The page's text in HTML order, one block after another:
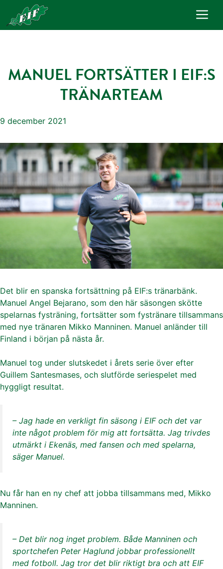
innehåll
MANUEL FORTSÄTTER I EIF:S
TRÄNARTEAM
9 december 2021
Det blir en spanska fortsättning på EIF:s tränarbänk.
Manuel Angel Bejarano, som den här säsongen skötte
spelarnas fysträning, fortsätter som fystränare tillsammans
med nye tränaren Mikko Manninen. Manuel anländer till
Finland i början på nästa år.
Manuel tog under slutskedet i årets serie över efter
Guillem Santesmases, och slutförde seriespelet med
hyggligt resultat.
– Jag hade en verkligt fin säsong i EIF och det var
inte något problem för mig att fortsätta. Jag trivdes
utmärkt i Ekenäs, med fansen och med spelarna,
säger Manuel.
Nu får han en ny chef att jobba tillsammans med, Mikko
Manninen.
– Det blir nog inget problem. Både Manninen och
sportchefen Peter Haglund jobbar professionellt
med fotboll. Jag tror det blir riktigt bra och att EIF